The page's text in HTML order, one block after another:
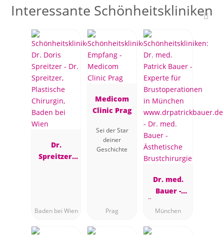
Interessante Schönheitskliniken
Dr.
Spreitzer,
Baden bei Wien
Medicom
Clinic Prag
Sei der Star
deiner
Geschichte
Prag
Dr. med.
Bauer -
Ästhetische
Brustchirur
München